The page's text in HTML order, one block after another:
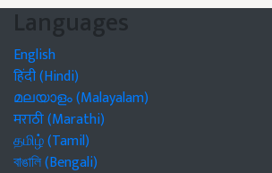
Languages
English
हिंदी (Hindi)
മലയാളം (Malayalam)
मराठी (Marathi)
தமிழ் (Tamil)
বাঙালি (Bengali)